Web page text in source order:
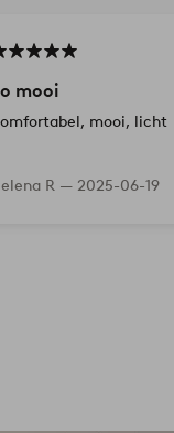
mooi
mooi, licht
R — 2025-06-19